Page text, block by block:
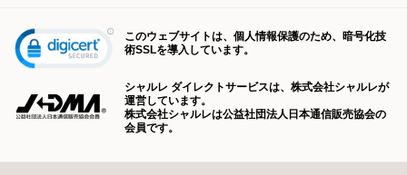
このウェブサイトは、個人情報保護のため、暗号化技
術SSLを導入しています。
シャルレ ダイレクトサービスは、株式会社シャルレが
運営しています。
株式会社シャルレは公益社団法人日本通信販売協会の
会員です。